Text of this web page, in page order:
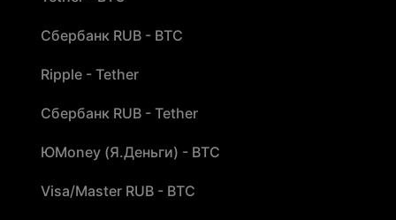
Сбербанк RUB - BTC
Ripple - Tether
Сбербанк RUB - Tether
ЮMoney (Я.Деньги) - BTC
Visa/Master RUB - BTC